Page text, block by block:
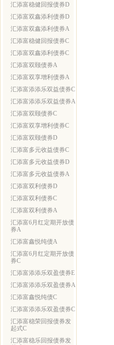
汇添富稳健回报债券D
汇添富双鑫添利债券D
汇添富双鑫添利债券A
汇添富稳健回报债券C
汇添富双鑫添利债券C
汇添富双颐债券A
汇添富双享增利债券A
汇添富添添乐双益债券C
汇添富添添乐双益债券A
汇添富双颐债券C
汇添富双享增利债券C
汇添富双颐债券D
汇添富多元收益债券C
汇添富多元收益债券D
汇添富多元收益债券A
汇添富双利债券D
汇添富双利债券C
汇添富双利债券A
汇添富6月红定期开放债
券A
汇添富鑫悦纯债A
汇添富6月红定期开放债
券C
汇添富添添乐双盈债券E
汇添富添添乐双盈债券A
汇添富鑫悦纯债C
汇添富添添乐双盈债券C
汇添富稳荣回报债券发
起式C
汇添富稳乐回报债券发